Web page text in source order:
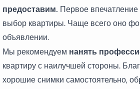
Дома и
Недавно
предоставим. Первое впечатление
выбор квартиры. Чаще всего оно
объявлении.
Мы рекомендуем нанять
квартиру с наилучшей стороны.
хорошие снимки самостоятельно,